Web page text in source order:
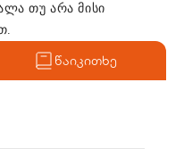
თუ არა მისი
წაიკითხე